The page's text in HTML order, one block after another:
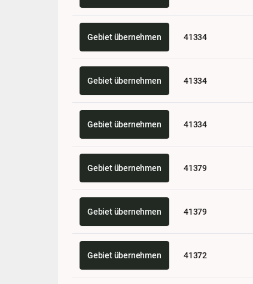
Gebiet übernehmen 41334
Gebiet übernehmen 41334
Gebiet übernehmen 41334
Gebiet übernehmen 41379
Gebiet übernehmen 41379
Gebiet übernehmen 41372